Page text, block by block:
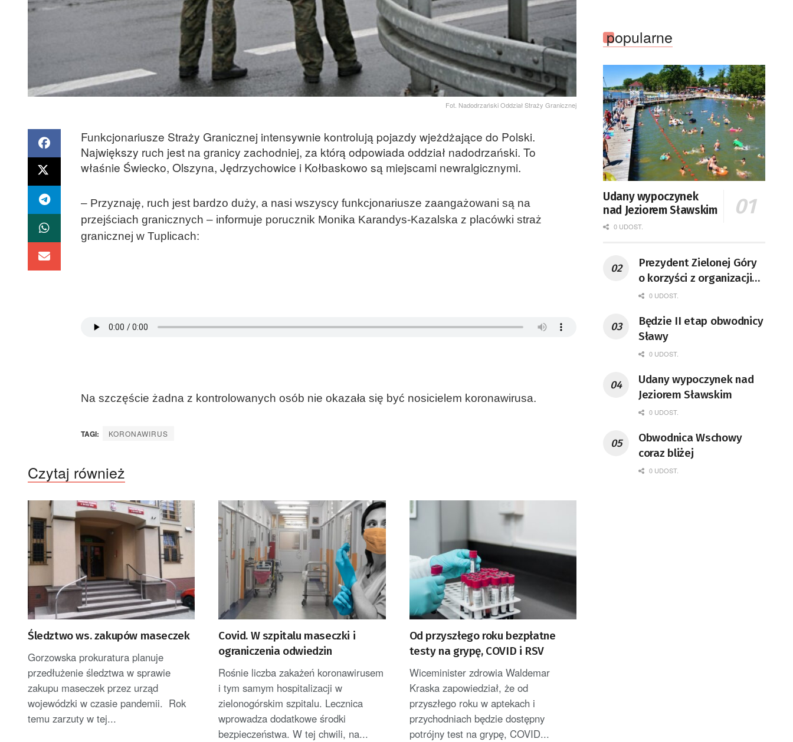
Fot. Nadodrzański Oddział Straży Granicznej
Funkcjonariusze Straży Granicznej intensywnie kontrolują pojazdy wjeżdżające do Polski.
Największy ruch jest na granicy zachodniej, za którą odpowiada oddział nadodrzański. To
właśnie Świecko, Olszyna, Jędrzychowice i Kołbaskowo są miejscami newralgicznymi.
– Przyznaję, ruch jest bardzo duży, a nasi wszyscy funkcjonariusze zaangażowani są na
przejściach granicznych – informuje porucznik Monika Karandys-Kazalska z placówki straż
granicznej w Tuplicach:
Na szczęście żadna z kontrolowanych osób nie okazała się być nosicielem koronawirusa.
TAGI: KORONAWIRUS
Czytaj również
Śledztwo ws. zakupów maseczek
Gorzowska prokuratura planuje
przedłużenie śledztwa w sprawie
zakupu maseczek przez urząd
wojewódzki w czasie pandemii. Rok
temu zarzuty w tej...
Covid. W szpitalu maseczki i
ograniczenia odwiedzin
Rośnie liczba zakażeń koronawirusem
i tym samym hospitalizacji w
zielonogórskim szpitalu. Lecznica
wprowadza dodatkowe środki
bezpieczeństwa. W tej chwili, na...
Od przyszłego roku bezpłatne
testy na grypę, COVID i RSV
Wiceminister zdrowia Waldemar
Kraska zapowiedział, że od
przyszłego roku w aptekach i
przychodniach będzie dostępny
potrójny test na grypę, COVID...
popularne
Udany wypoczynek
nad Jeziorem Sławskim
0 UDOST.
Prezydent Zielonej Góry
o korzyści z organizacji
mety Tour de Pologne
0 UDOST.
Będzie II etap obwodnicy
Sławy
0 UDOST.
Udany wypoczynek nad
Jeziorem Sławskim
0 UDOST.
Obwodnica Wschowy
coraz bliżej
0 UDOST.